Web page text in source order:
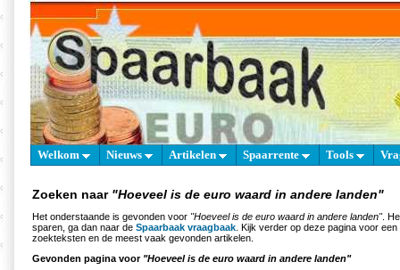
Welkom Nieuws Artikelen Spaarrente Tools
Zoeken naar "Hoeveel is de euro waard in andere landen"
Het onderstaande is gevonden voor "Hoeveel is de euro waard in andere landen".
sparen, ga dan naar de Spaarbaak vraagbaak . Kijk verder op deze pagina voor
zoekteksten en de meest vaak gevonden artikelen.
Gevonden pagina voor "Hoeveel is de euro waard in andere landen"